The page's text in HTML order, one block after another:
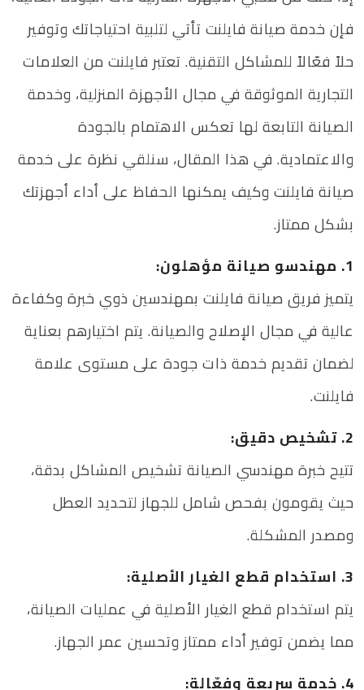
فإن خدمة صيانة فايلنت تأتي لتلبية احتياجاتك وتوفير
حلاً فعّالاً للمشاكل التقنية. تعتبر فايلنت من العلامات
التجارية الموثوقة في مجال الأجهزة المنزلية، وخدمة
الصيانة التابعة لها تعكس الاهتمام بالجودة
والاعتمادية. في هذا المقال، سنلقي نظرة على خدمة
صيانة فايلنت وكيف يمكنها الحفاظ على أداء أجهزتك
بشكل ممتاز.
1. مهندسو صيانة مؤهلون:
يتميز فريق صيانة فايلنت بمهندسين ذوي خبرة وكفاءة
عالية في مجال الإصلاح والصيانة. يتم اختيارهم بعناية
لضمان تقديم خدمة ذات جودة على مستوى علامة
فايلنت.
2. تشخيص دقيق:
تتيح خبرة مهندسي الصيانة تشخيص المشاكل بدقة،
حيث يقومون بفحص شامل للجهاز لتحديد العطل
ومصدر المشكلة.
3. استخدام قطع الغيار الأصلية:
يتم استخدام قطع الغيار الأصلية في عمليات الصيانة،
مما يضمن توفير أداء ممتاز وتحسين عمر الجهاز.
4. خدمة سريعة وفعّالة: